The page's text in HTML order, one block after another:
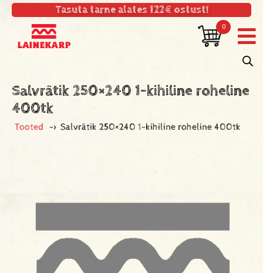
Tasuta tarne alates 122€ ostust!
0
Salvrätik 250×240 1-kihiline roheline
400tk
Tooted -> Salvrätik 250×240 1-kihiline roheline 400tk